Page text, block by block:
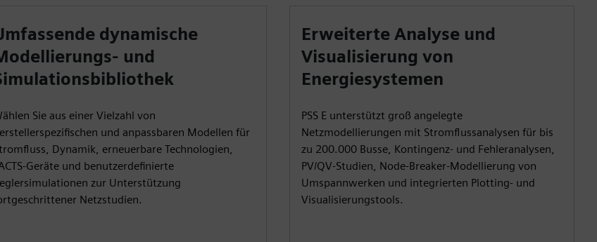
dynamische
und
Sie aus einer Vielzahl von
und anpassbaren Modellen für
Dynamik, erneuerbare Technologien,
Geräte und benutzerdefinierte
zur Unterstützung
Netzstudien.
Erweiterte Analyse und
Visualisierung von
Energiesystemen
PSS E unterstützt groß angelegte
Netzmodellierungen mit Stromflussanalysen für bis
zu 200.000 Busse, Kontingenz- und Fehleranalysen,
PV/QV-Studien, Node-Breaker-Modellierung von
Umspannwerken und integrierten Plotting- und
Visualisierungstools.